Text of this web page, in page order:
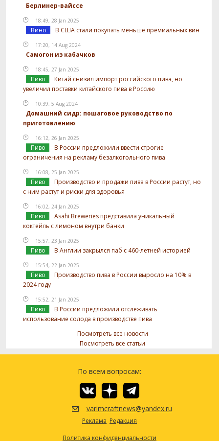
Берлинер-вайссе
18:49, 28 Jan 2025
Вино В США стали покупать меньше премиальных вин
17:20, 14 Aug 2024
Самогон из кабачков
18:45, 27 Jan 2025
Пиво
Китай снизил импорт российского пива, но
увеличил поставки китайского пива в Россию
10:39, 5 Aug 2024
Домашний сидр: пошаговое руководство по
приготовлению
16:12, 26 Jan 2025
Пиво
В России предложили ввести строгие
ограничения на рекламу безалкогольного пива
16:08, 25 Jan 2025
Пиво
Производство и продажи пива в России растут, но
с ним растут и риски для здоровья
16:02, 24 Jan 2025
Пиво
Asahi Breweries представила уникальный
коктейль с лимоном внутри банки
15:57, 23 Jan 2025
Пиво В Англии закрылся паб с 460-летней историей
15:54, 22 Jan 2025
Пиво
Производство пива в России выросло на 10% в
2024 году
15:52, 21 Jan 2025
Пиво
В России предложили отслеживать
использование солода в производстве пива
Посмотреть все новости
Посмотреть все статьи
По всем вопросам:
varimcraftnews@yandex.ru
Реклама Редакция
Политика конфиденциальности